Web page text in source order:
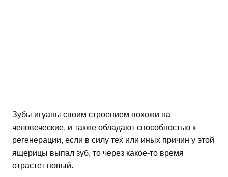
Зубы игуаны своим строением похожи на
человеческие, и также обладают способностью к
регенерации, если в силу тех или иных причин у этой
ящерицы выпал зуб, то через какое-то время
отрастет новый.